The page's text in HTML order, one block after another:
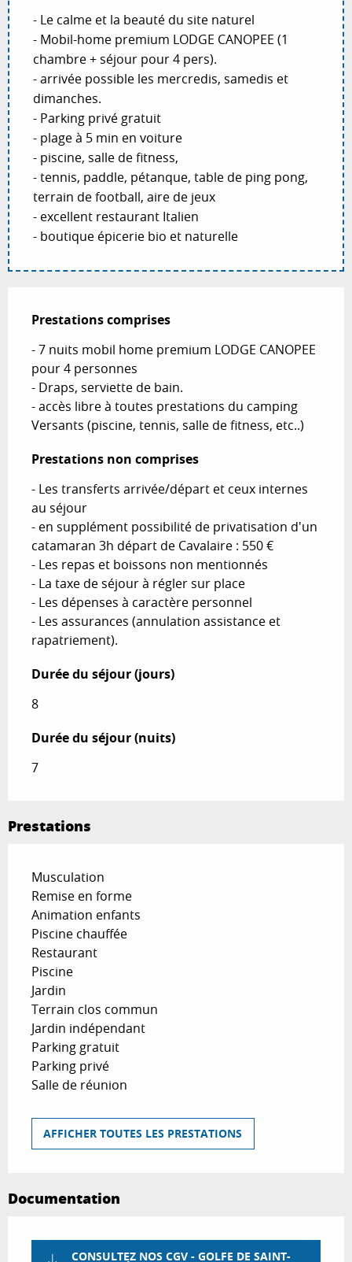
- Le calme et la beauté du site naturel
- Mobil-home premium LODGE CANOPEE (1
chambre + séjour pour 4 pers).
- arrivée possible les mercredis, samedis et
dimanches.
- Parking privé gratuit
- plage à 5 min en voiture
- piscine, salle de fitness,
- tennis, paddle, pétanque, table de ping pong,
terrain de football, aire de jeux
- excellent restaurant Italien
- boutique épicerie bio et naturelle
Prestations comprises
Prestations comprises
- 7 nuits mobil home premium LODGE CANOPEE
pour 4 personnes
- Draps, serviette de bain.
- accès libre à toutes prestations du camping
Versants (piscine, tennis, salle de fitness, etc..)
Prestations non comprises
Prestations non comprises
- Les transferts arrivée/départ et ceux internes
au séjour
- en supplément possibilité de privatisation d'un
catamaran 3h départ de Cavalaire : 550 €
- Les repas et boissons non mentionnés
- La taxe de séjour à régler sur place
- Les dépenses à caractère personnel
- Les assurances (annulation assistance et
rapatriement).
Durée du séjour (jours)
Durée du séjour (jours)
8
Durée du séjour (nuits)
Durée du séjour (nuits)
7
Prestations
Musculation
Remise en forme
Animation enfants
Piscine chauffée
Restaurant
Piscine
Jardin
Terrain clos commun
Jardin indépendant
Parking gratuit
Parking privé
Salle de réunion
AFFICHER TOUTES LES PRESTATIONS
Documentation
CONSULTEZ NOS CGV - GOLFE DE SAINT-